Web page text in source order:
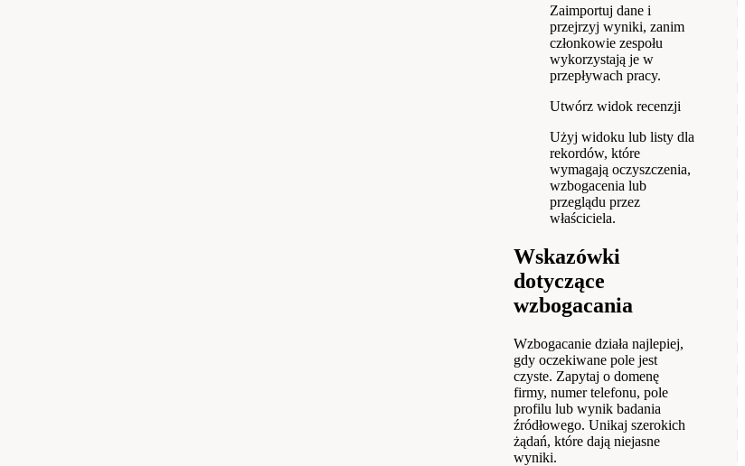
Zaimportuj dane i
przejrzyj wyniki, zanim
członkowie zespołu
wykorzystają je w
przepływach pracy.
Utwórz widok recenzji
Użyj widoku lub listy dla
rekordów, które
wymagają oczyszczenia,
wzbogacenia lub
przeglądu przez
właściciela.
Wskazówki
dotyczące
wzbogacania
Wzbogacanie działa najlepiej,
gdy oczekiwane pole jest
czyste. Zapytaj o domenę
firmy, numer telefonu, pole
profilu lub wynik badania
źródłowego. Unikaj szerokich
żądań, które dają niejasne
wyniki.